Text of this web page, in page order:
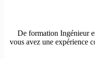
De formation Ingénieur
vous avez une expérience